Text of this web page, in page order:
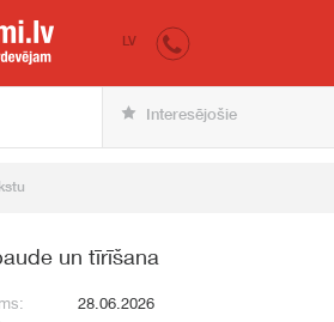
iepirkumi.lv
LV
Interesējošie
un tīrīšana
28.06.2026